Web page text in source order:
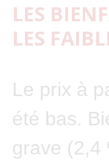
LES
LES
Le prix à
été bas.
grave (2,4